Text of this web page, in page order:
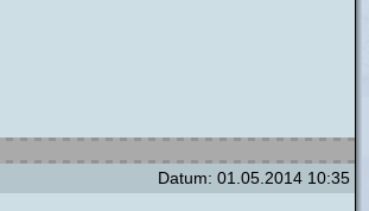
Datum: 01.05.2014 10:35